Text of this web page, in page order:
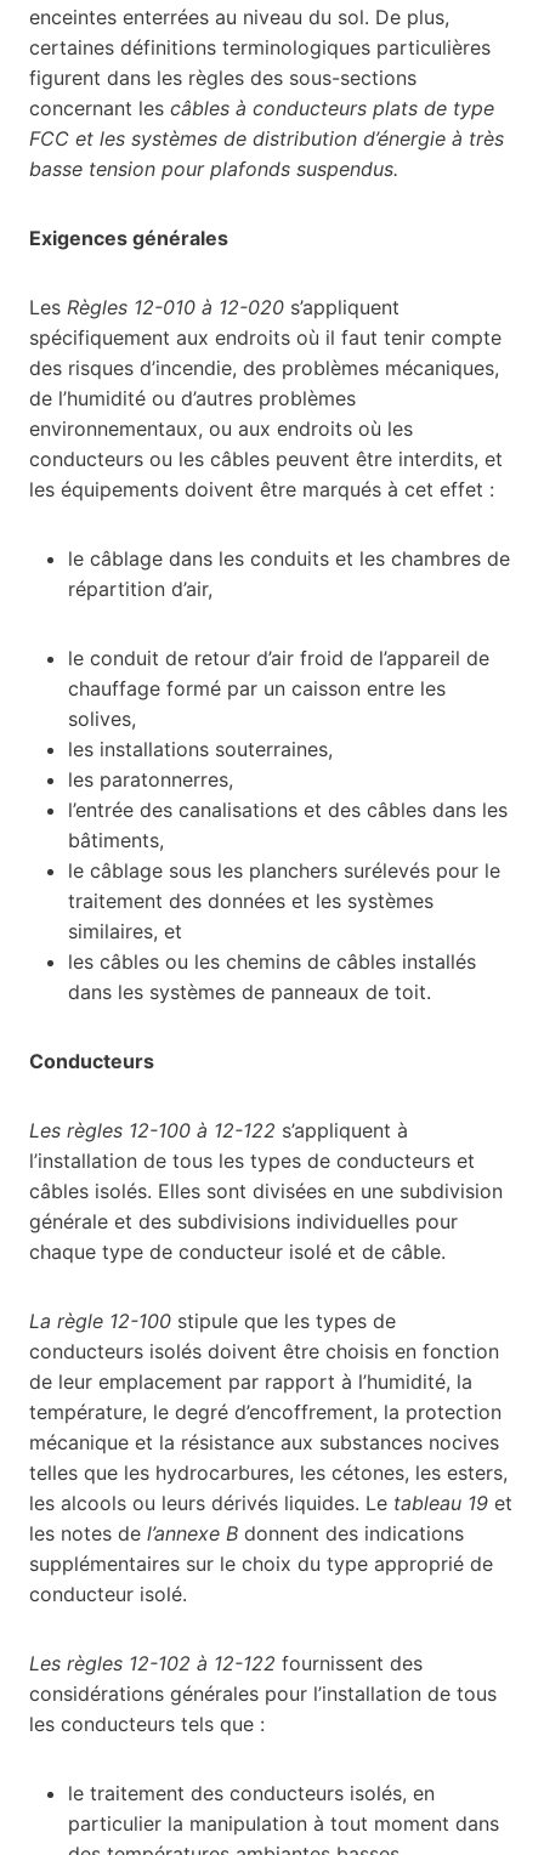
enceintes enterrées au niveau du sol. De plus,
certaines définitions terminologiques particulières
figurent dans les règles des sous-sections
concernant les câbles à conducteurs plats de type
FCC et les systèmes de distribution d’énergie à très
basse tension pour plafonds suspendus.
Exigences générales
Les Règles 12-010 à 12-020 s’appliquent
spécifiquement aux endroits où il faut tenir compte
des risques d’incendie, des problèmes mécaniques,
de l’humidité ou d’autres problèmes
environnementaux, ou aux endroits où les
conducteurs ou les câbles peuvent être interdits, et
les équipements doivent être marqués à cet effet :
le câblage dans les conduits et les chambres de
répartition d’air,
le conduit de retour d’air froid de l’appareil de
chauffage formé par un caisson entre les
solives,
les installations souterraines,
les paratonnerres,
l’entrée des canalisations et des câbles dans les
bâtiments,
le câblage sous les planchers surélevés pour le
traitement des données et les systèmes
similaires, et
les câbles ou les chemins de câbles installés
dans les systèmes de panneaux de toit.
Conducteurs
Les règles 12-100 à 12-122 s’appliquent à
l’installation de tous les types de conducteurs et
câbles isolés. Elles sont divisées en une subdivision
générale et des subdivisions individuelles pour
chaque type de conducteur isolé et de câble.
La règle 12-100 stipule que les types de
conducteurs isolés doivent être choisis en fonction
de leur emplacement par rapport à l’humidité, la
température, le degré d’encoffrement, la protection
mécanique et la résistance aux substances nocives
telles que les hydrocarbures, les cétones, les esters,
les alcools ou leurs dérivés liquides. Le tableau 19 et
les notes de l’annexe B donnent des indications
supplémentaires sur le choix du type approprié de
conducteur isolé.
Les règles 12-102 à 12-122 fournissent des
considérations générales pour l’installation de tous
les conducteurs tels que :
le traitement des conducteurs isolés, en
particulier la manipulation à tout moment dans